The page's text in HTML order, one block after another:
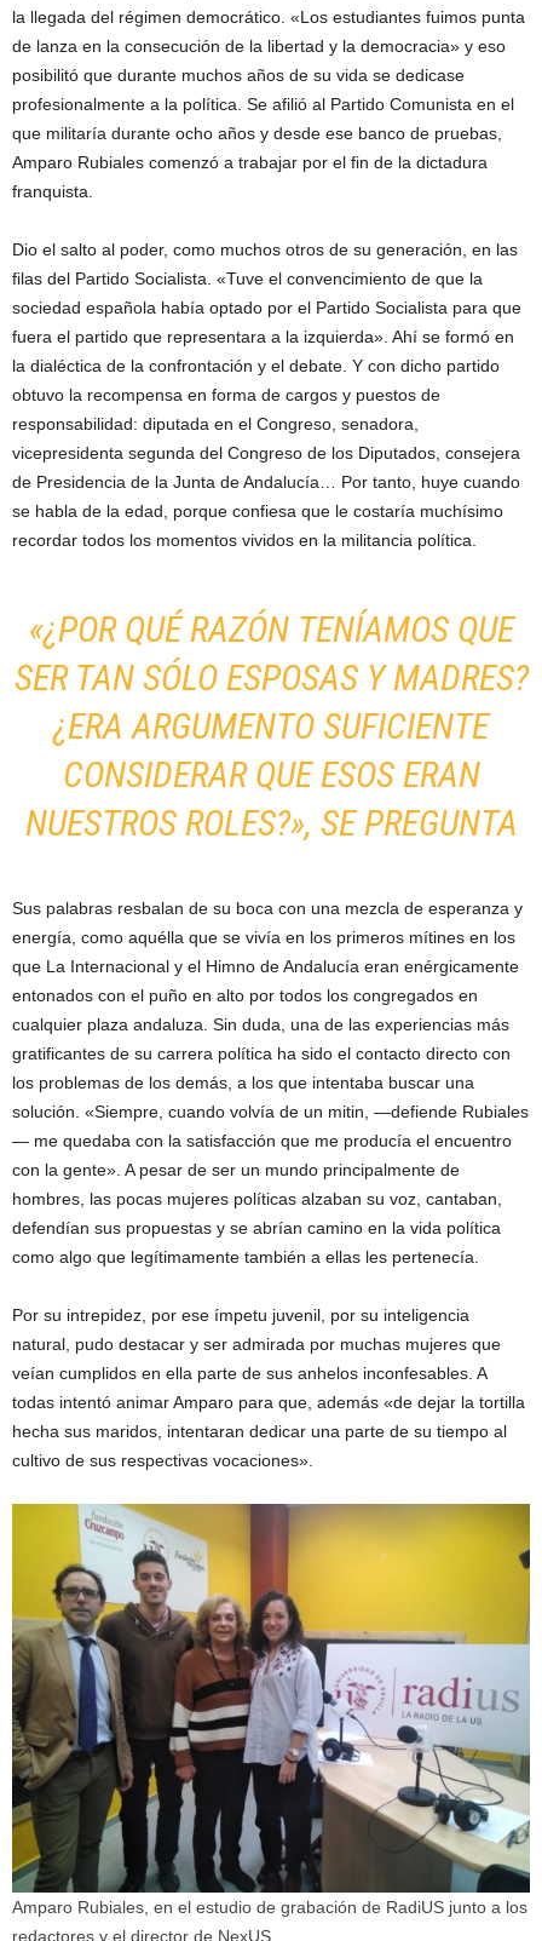
la llegada del régimen democrático. «Los estudiantes fuimos punta
de lanza en la consecución de la libertad y la democracia» y eso
posibilitó que durante muchos años de su vida se dedicase
profesionalmente a la política. Se afilió al Partido Comunista en el
que militaría durante ocho años y desde ese banco de pruebas,
Amparo Rubiales comenzó a trabajar por el fin de la dictadura
franquista.
Dio el salto al poder, como muchos otros de su generación, en las
filas del Partido Socialista. «Tuve el convencimiento de que la
sociedad española había optado por el Partido Socialista para que
fuera el partido que representara a la izquierda». Ahí se formó en
la dialéctica de la confrontación y el debate. Y con dicho partido
obtuvo la recompensa en forma de cargos y puestos de
responsabilidad: diputada en el Congreso, senadora,
vicepresidenta segunda del Congreso de los Diputados, consejera
de Presidencia de la Junta de Andalucía… Por tanto, huye cuando
se habla de la edad, porque confiesa que le costaría muchísimo
recordar todos los momentos vividos en la militancia política.
«¿POR QUÉ RAZÓN TENÍAMOS QUE
SER TAN SÓLO ESPOSAS Y MADRES?
¿ERA ARGUMENTO SUFICIENTE
CONSIDERAR QUE ESOS ERAN
NUESTROS ROLES?», SE PREGUNTA
Sus palabras resbalan de su boca con una mezcla de esperanza y
energía, como aquélla que se vivía en los primeros mítines en los
que La Internacional y el Himno de Andalucía eran enérgicamente
entonados con el puño en alto por todos los congregados en
cualquier plaza andaluza. Sin duda, una de las experiencias más
gratificantes de su carrera política ha sido el contacto directo con
los problemas de los demás, a los que intentaba buscar una
solución. «Siempre, cuando volvía de un mitin, —defiende Rubiales
— me quedaba con la satisfacción que me producía el encuentro
con la gente». A pesar de ser un mundo principalmente de
hombres, las pocas mujeres políticas alzaban su voz, cantaban,
defendían sus propuestas y se abrían camino en la vida política
como algo que legítimamente también a ellas les pertenecía.
Por su intrepidez, por ese ímpetu juvenil, por su inteligencia
natural, pudo destacar y ser admirada por muchas mujeres que
veían cumplidos en ella parte de sus anhelos inconfesables. A
todas intentó animar Amparo para que, además «de dejar la tortilla
hecha sus maridos, intentaran dedicar una parte de su tiempo al
cultivo de sus respectivas vocaciones».
Amparo Rubiales, en el estudio de grabación de RadiUS junto a los
redactores y el director de NexUS.